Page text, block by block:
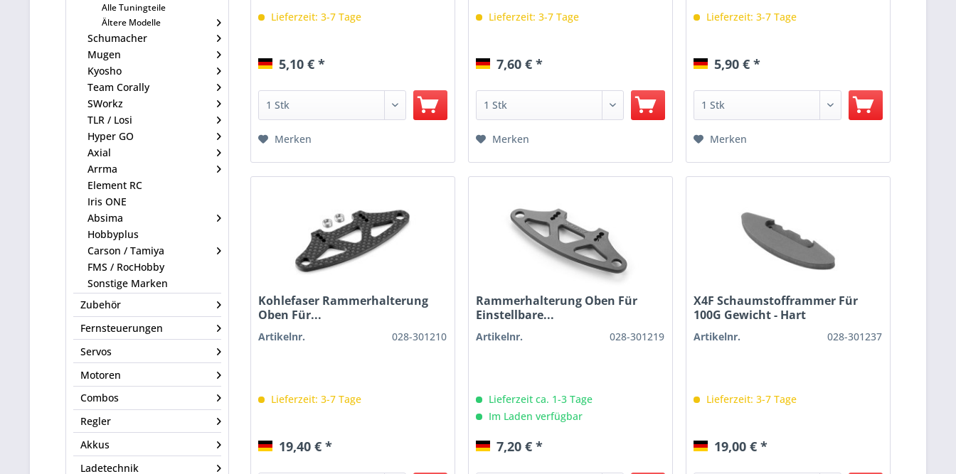
Alle Tuningteile
Ältere Modelle
Schumacher
Mugen
Kyosho
Team Corally
SWorkz
TLR / Losi
Hyper GO
Axial
Arrma
Element RC
Iris ONE
Absima
Hobbyplus
Carson / Tamiya
FMS / RocHobby
Sonstige Marken
Zubehör
Fernsteuerungen
Servos
Motoren
Combos
Regler
Akkus
Ladetechnik
Lieferzeit: 3-7 Tage
5,10 € *
Merken
Lieferzeit: 3-7 Tage
7,60 € *
Merken
Lieferzeit: 3-7 Tage
5,90 € *
Merken
Kohlefaser Rammerhalterung
Oben Für...
Artikelnr. 028-301210
Lieferzeit: 3-7 Tage
19,40 € *
Rammerhalterung Oben Für
Einstellbare...
Artikelnr. 028-301219
Lieferzeit ca. 1-3 Tage
Im Laden verfügbar
7,20 € *
X4F Schaumstofframmer Für
100G Gewicht - Hart
Artikelnr. 028-301237
Lieferzeit: 3-7 Tage
19,00 € *